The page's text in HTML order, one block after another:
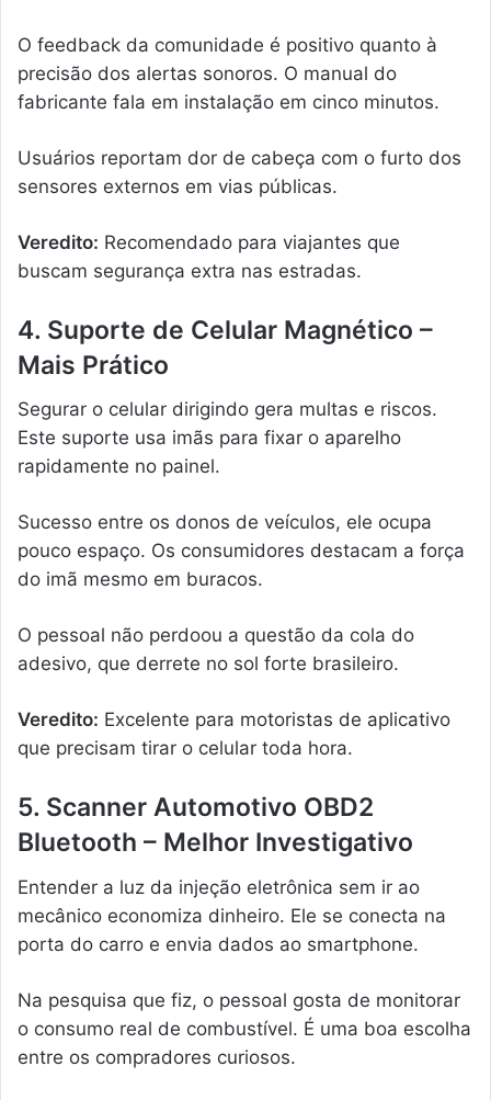
O feedback da comunidade é positivo quanto à
precisão dos alertas sonoros. O manual do
fabricante fala em instalação em cinco minutos.
Usuários reportam dor de cabeça com o furto dos
sensores externos em vias públicas.
Veredito: Recomendado para viajantes que
buscam segurança extra nas estradas.
4. Suporte de Celular Magnético –
Mais Prático
Segurar o celular dirigindo gera multas e riscos.
Este suporte usa imãs para fixar o aparelho
rapidamente no painel.
Sucesso entre os donos de veículos, ele ocupa
pouco espaço. Os consumidores destacam a força
do imã mesmo em buracos.
O pessoal não perdoou a questão da cola do
adesivo, que derrete no sol forte brasileiro.
Veredito: Excelente para motoristas de aplicativo
que precisam tirar o celular toda hora.
5. Scanner Automotivo OBD2
Bluetooth – Melhor Investigativo
Entender a luz da injeção eletrônica sem ir ao
mecânico economiza dinheiro. Ele se conecta na
porta do carro e envia dados ao smartphone.
Na pesquisa que fiz, o pessoal gosta de monitorar
o consumo real de combustível. É uma boa escolha
entre os compradores curiosos.